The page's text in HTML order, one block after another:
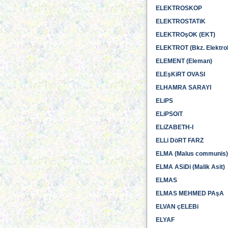
ELEKTROSKOP
ELEKTROSTATiK
ELEKTROşOK (EKT)
ELEKTROT (Bkz.
ELEMENT (Eleman)
ELEşKiRT OVASI
ELHAMRA SARAYI
ELiPS
ELiPSOiT
ELiZABETH-I
ELLi DöRT FARZ
ELMA (Malus communis)
ELMA ASiDi (Malik Asit)
ELMAS
ELMAS MEHMED PAşA
ELVAN çELEBi
ELYAF